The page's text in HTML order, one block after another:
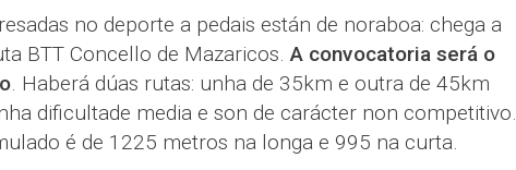
no deporte a pedais están de noraboa: chega a
BTT Concello de Mazaricos.A convocatoria será o
. Haberá dúas rutas: unha de 35km e outra de 45km
dificultade media e son de carácter non competitivo.
é de 1225 metros na longa e 995 na curta.